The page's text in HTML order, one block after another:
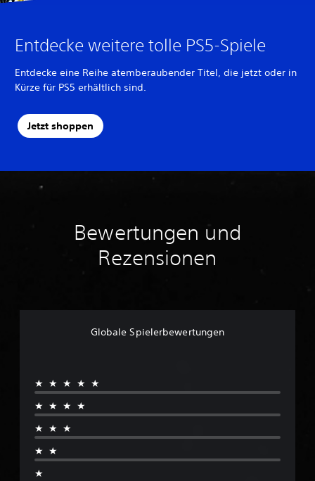
Entdecke weitere tolle PS5-Spiele
Entdecke eine Reihe atemberaubender Titel, die jetzt oder in
Kürze für PS5 erhältlich sind.
Jetzt shoppen
Bewertungen und
Rezensionen
Globale Spielerbewertungen
★★★★★
★★★★
★★★
★★
★